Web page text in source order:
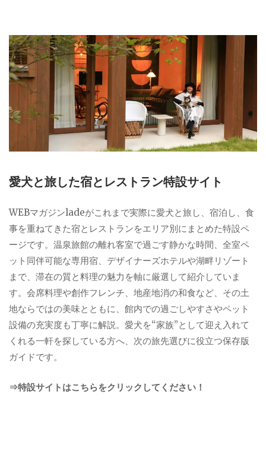
愛犬と旅した宿とレストラン特設サイト
WEBマガジンladeがこれまで実際に愛犬と旅し、宿泊し、食
事を重ねてきた宿とレストランをエリア別にまとめた特設ペ
ージです。温泉旅館の離れ客室で過ごす静かな時間、全室ペ
ット同伴可能な専用宿、デザイナーズホテルや湖畔リゾート
まで、滞在の質と料理の魅力を軸に厳選して紹介していま
す。会席料理や創作フレンチ、地産地消の和食など、その土
地ならではの美味とともに、館内での過ごしやすさやペット
設備の充実度も丁寧に解説。愛犬を“家族”として迎え入れて
くれる一軒を探している方へ、次の旅先選びに役立つ保存版
ガイドです。
⇒特設サイトはこちらをクリックしてください！